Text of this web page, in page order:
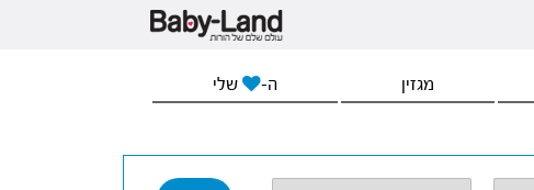
מגזין ה- שלי